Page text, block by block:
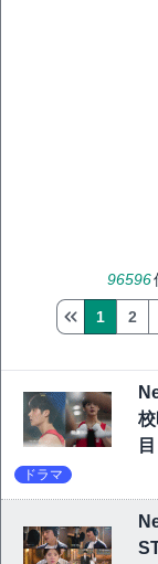
96596
1 2
ドラマ